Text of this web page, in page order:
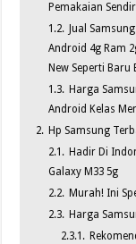
Pemakaian
1.2. Jual
Android 4g Ram
New Seperti Baru
1.3. Harga
Android Kelas
2. Hp Samsung
2.1. Hadir Di
Galaxy M33 5g
2.2. Murah! Ini
2.3. Harga
2.3.1.